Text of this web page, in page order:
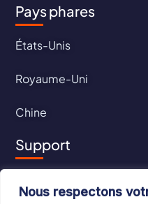
Nous respectons
Pays phares
États-Unis
Royaume-Uni
Chine
Support